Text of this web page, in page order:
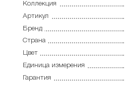
Коллекция
Артикул
Бренд
Страна
Цвет
Единица измерения
Гарантия